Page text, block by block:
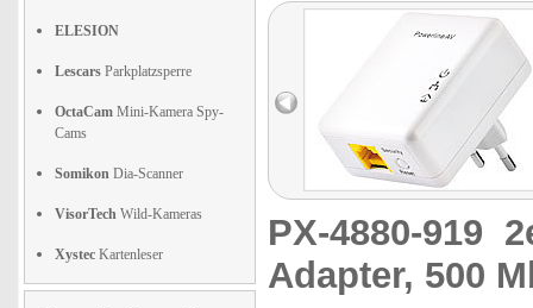
ELESION
Lescars Parkplatzsperre
OctaCam Mini-Kamera Spy-
Cams
Somikon Dia-Scanner
VisorTech Wild-Kameras
Xystec Kartenleser
PX-4880-919
Adapter, 500